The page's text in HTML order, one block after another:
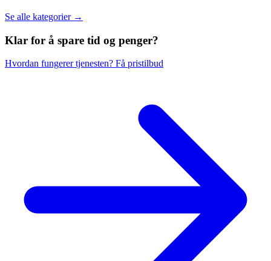
Se alle kategorier →
Klar for å spare tid og penger?
Hvordan fungerer tjenesten? Få pristilbud